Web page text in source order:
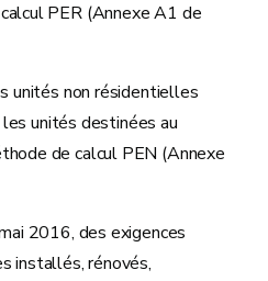
PER (Annexe A1 de
unités non résidentielles
les unités destinées au
de calcul PEN (Annexe
2016, des exigences
installés, rénovés,